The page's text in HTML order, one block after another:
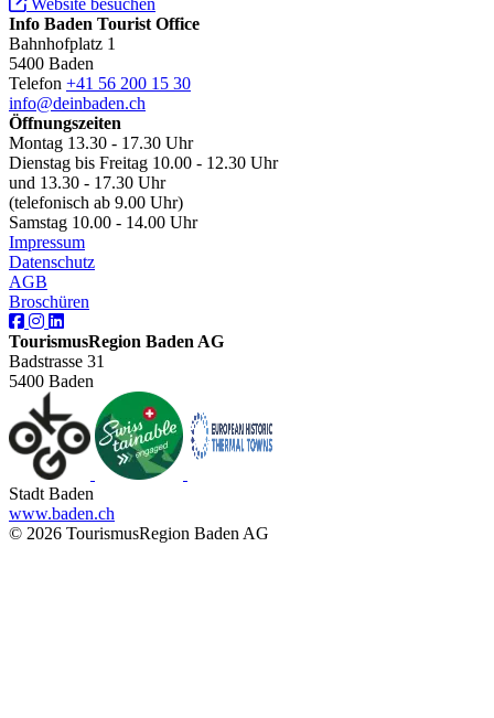
Info Baden Tourist Office
Bahnhofplatz 1
5400 Baden
Telefon +41 56 200 15 30
info@deinbaden.ch
Öffnungszeiten
Montag 13.30 - 17.30 Uhr
Dienstag bis Freitag 10.00 - 12.30 Uhr
und 13.30 - 17.30 Uhr
(telefonisch ab 9.00 Uhr)
Samstag 10.00 - 14.00 Uhr
Impressum
Datenschutz
AGB
Broschüren
TourismusRegion Baden AG
Badstrasse 31
5400 Baden
Stadt Baden
www.baden.ch
© 2026 TourismusRegion Baden AG